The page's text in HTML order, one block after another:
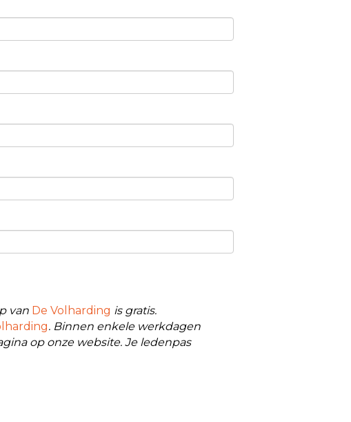
van De Volharding is gratis.
. Binnen enkele werkdagen
op onze website. Je ledenpas